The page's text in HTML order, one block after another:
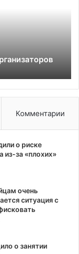
Комментарии
о риске
из-за «плохих»
очень
ситуация с
о занятии